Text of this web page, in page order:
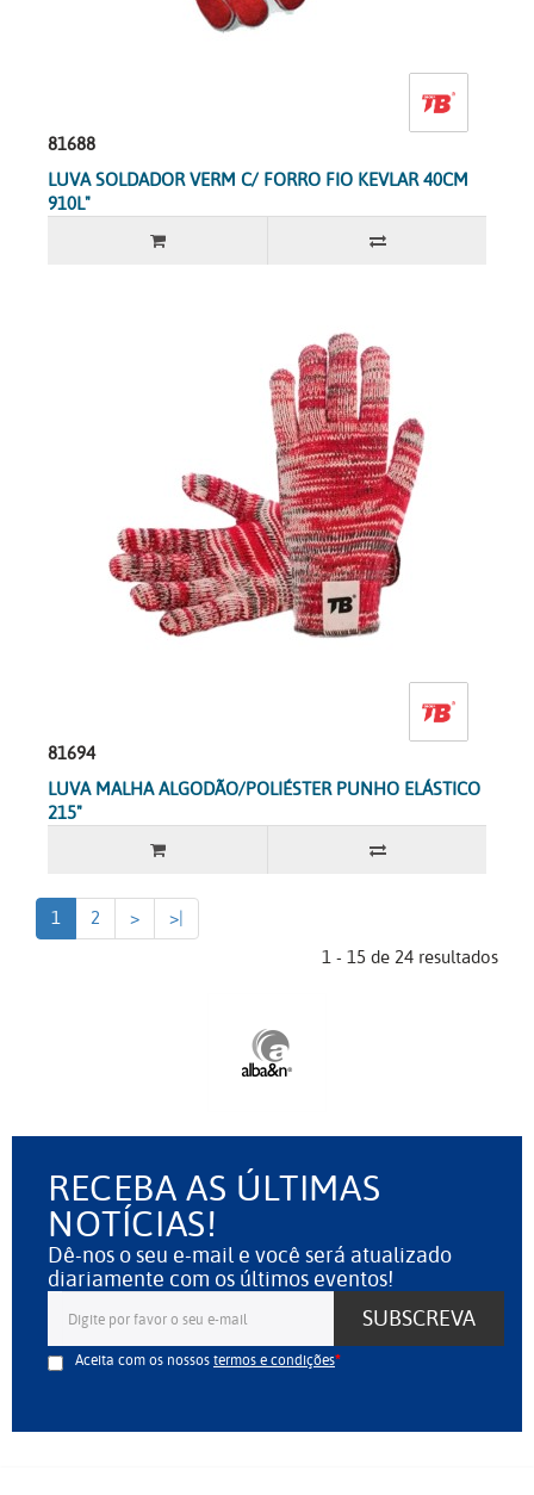
81688
LUVA SOLDADOR VERM C/ FORRO FIO KEVLAR 40CM
910L"
81694
LUVA MALHA ALGODÃO/POLIÉSTER PUNHO ELÁSTICO
215"
1 2 >
>|
1 - 15 de 24 resultados
RECEBA AS ÚLTIMAS
NOTÍCIAS!
Dê-nos o seu e-mail e você será atualizado
diariamente com os últimos eventos!
SUBSCREVA
Aceita com os nossostermos e condições